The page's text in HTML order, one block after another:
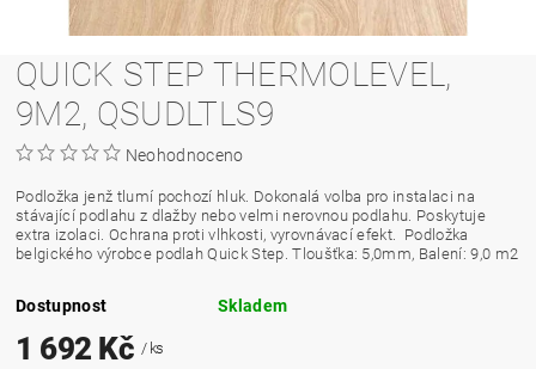
QUICK STEP THERMOLEVEL,
9M2, QSUDLTLS9
Neohodnoceno
Podložka jenž tlumí pochozí hluk. Dokonalá volba pro instalaci na
stávající podlahu z dlažby nebo velmi nerovnou podlahu. Poskytuje
extra izolaci. Ochrana proti vlhkosti, vyrovnávací efekt.
Podložka
belgického výrobce podlah Quick Step. Tloušťka: 5,0mm, Balení: 9,0 m2
Dostupnost Skladem
1 692 Kč / ks